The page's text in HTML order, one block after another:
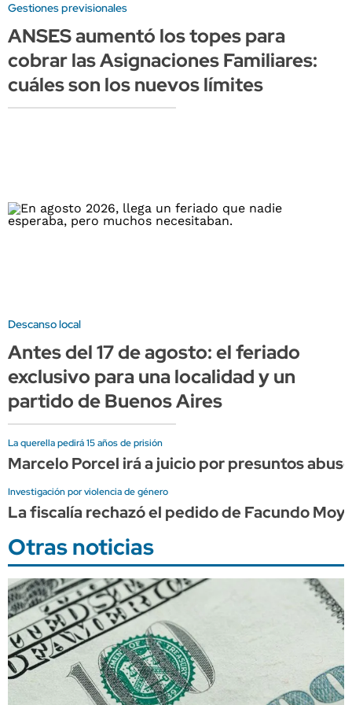
Gestiones previsionales
ANSES aumentó los topes para
cobrar las Asignaciones Familiares:
cuáles son los nuevos límites
Descanso local
Antes del 17 de agosto: el feriado
exclusivo para una localidad y un
partido de Buenos Aires
La querella pedirá 15 años de prisión
Marcelo Porcel irá a juicio por presuntos
Investigación por violencia de género
La fiscalía rechazó el pedido de Facundo
Otras noticias